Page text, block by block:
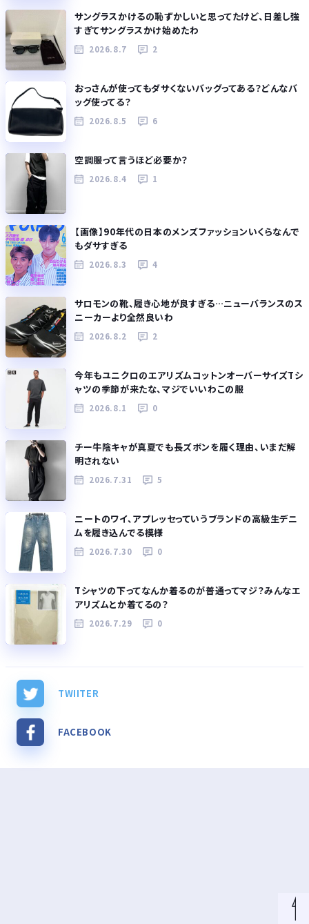
サングラスかけるの恥ずかしいと思ってたけど、日差し強
すぎてサングラスかけ始めたわ
2026.8.7 2
おっさんが使ってもダサくないバッグってある？どんなバ
ッグ使ってる？
2026.8.5 6
空調服って言うほど必要か？
2026.8.4 1
【画像】90年代の日本のメンズファッションいくらなんで
もダサすぎる
2026.8.3 4
サロモンの靴、履き心地が良すぎる…ニューバランスのス
ニーカーより全然良いわ
2026.8.2 2
今年もユニクロのエアリズムコットンオーバーサイズTシ
ャツの季節が来たな、マジでいいわこの服
2026.8.1 0
チー牛陰キャが真夏でも長ズボンを履く理由、いまだ解
明されない
2026.7.31 5
ニートのワイ、アプレッセっていうブランドの高級生デニ
ムを履き込んでる模様
2026.7.30 0
Tシャツの下ってなんか着るのが普通ってマジ？みんなエ
アリズムとか着てるの？
2026.7.29 0
TWIITER
FACEBOOK